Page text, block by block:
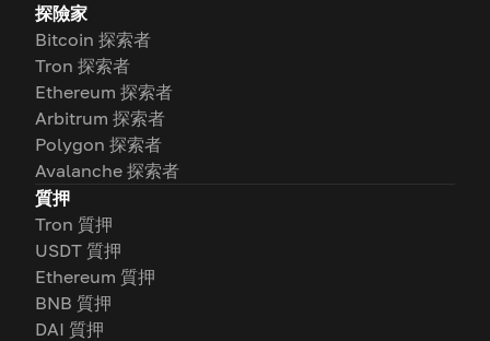
探險家
Bitcoin 探索者
Tron 探索者
Ethereum 探索者
Arbitrum 探索者
Polygon 探索者
Avalanche 探索者
質押
Tron 質押
USDT 質押
Ethereum 質押
BNB 質押
DAI 質押